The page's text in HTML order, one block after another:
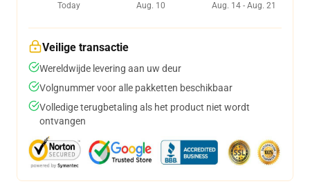
Today
Aug. 10
Aug. 14 - Aug. 21
Veilige transactie
Wereldwijde levering aan uw deur
Volgnummer voor alle pakketten beschikbaar
Volledige terugbetaling als het product niet wordt
ontvangen